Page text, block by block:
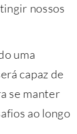
nossos
uma
capaz de
se manter
ao longo